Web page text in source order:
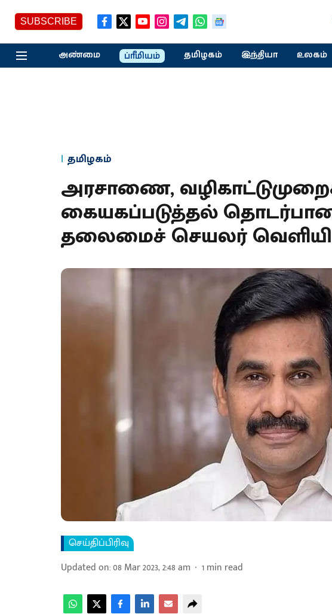
SUBSCRIBE
அண்மை ப்ரீமியம் தமிழகம் இந்தியா உலகம்
தமிழகம்
அரசாணை,
கையகப்படுத்தல் தொடர்பான
தலைமைச் செயலர்
செய்திப்பிரிவு
Updated on:08 Mar 2023, 2:48 am 1min read